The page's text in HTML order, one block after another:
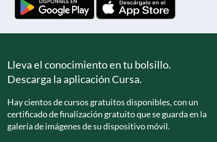
Lleva el conocimiento en tu bolsillo.
Descarga la aplicación Cursa.
Hay cientos de cursos gratuitos disponibles, con un
certificado de finalización gratuito que se guarda en la
galería de imágenes de su dispositivo móvil.